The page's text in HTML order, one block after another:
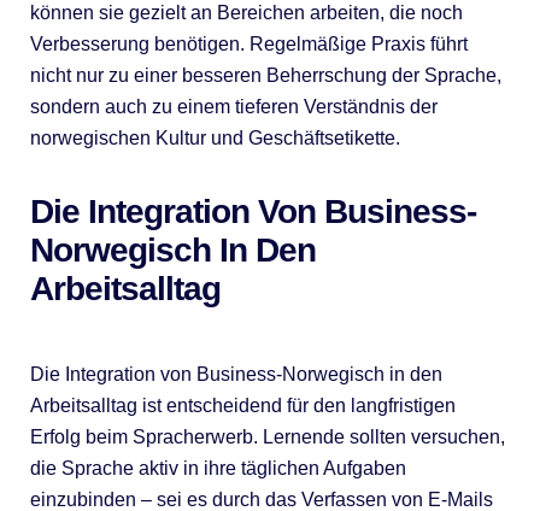
können sie gezielt an Bereichen arbeiten, die noch
Verbesserung benötigen. Regelmäßige Praxis führt
nicht nur zu einer besseren Beherrschung der Sprache,
sondern auch zu einem tieferen Verständnis der
norwegischen Kultur und Geschäftsetikette.
Die Integration Von Business-
Norwegisch In Den
Arbeitsalltag
Die Integration von Business-Norwegisch in den
Arbeitsalltag ist entscheidend für den langfristigen
Erfolg beim Spracherwerb. Lernende sollten versuchen,
die Sprache aktiv in ihre täglichen Aufgaben
einzubinden – sei es durch das Verfassen von E-Mails